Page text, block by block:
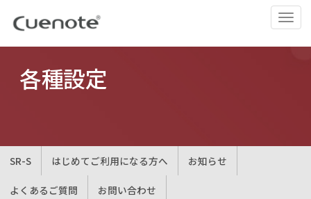
ナ
ビ
ゲ
切
各種設定
SR-S はじめてご利用になる方へ お知らせ
よくあるご質問
お問い合わせ